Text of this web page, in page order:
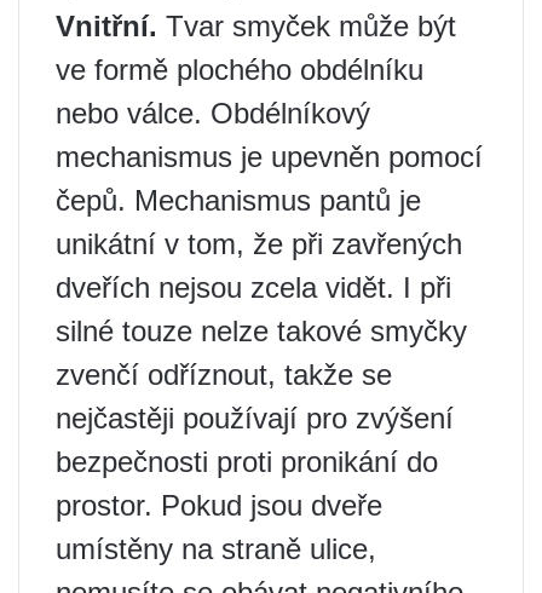
Vnitřní. Tvar smyček může být
ve formě plochého obdélníku
nebo válce. Obdélníkový
mechanismus je upevněn pomocí
čepů. Mechanismus pantů je
unikátní v tom, že při zavřených
dveřích nejsou zcela vidět. I při
silné touze nelze takové smyčky
zvenčí odříznout, takže se
nejčastěji používají pro zvýšení
bezpečnosti proti pronikání do
prostor. Pokud jsou dveře
umístěny na straně ulice,